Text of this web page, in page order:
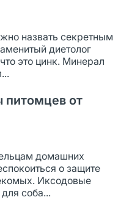
назвать секретным
диетолог
это цинк. Минерал
питомцев от
домашних
о защите
Иксодовые
соба...